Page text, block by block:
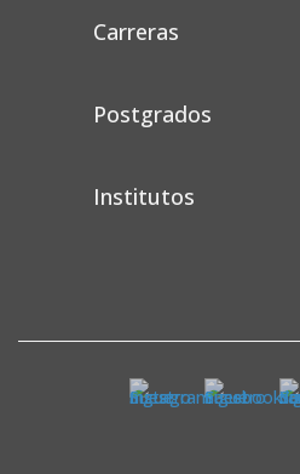
Carreras
Postgrados
Institutos